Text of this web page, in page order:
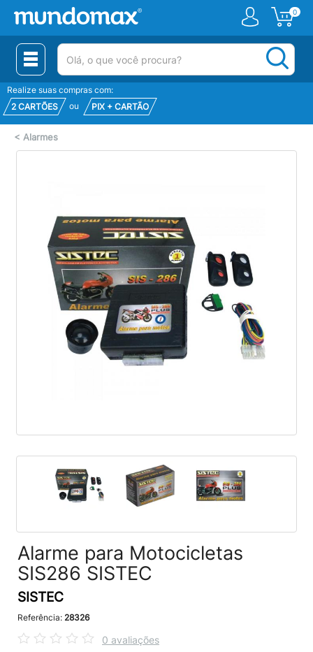
0
(pesquisar)
Realize suas compras com:
2 CARTÕES
ou PIX + CARTÃO
< Alarmes
Alarme para Motocicletas
SIS286 SISTEC
SISTEC
Referência: 28326
0 avaliações